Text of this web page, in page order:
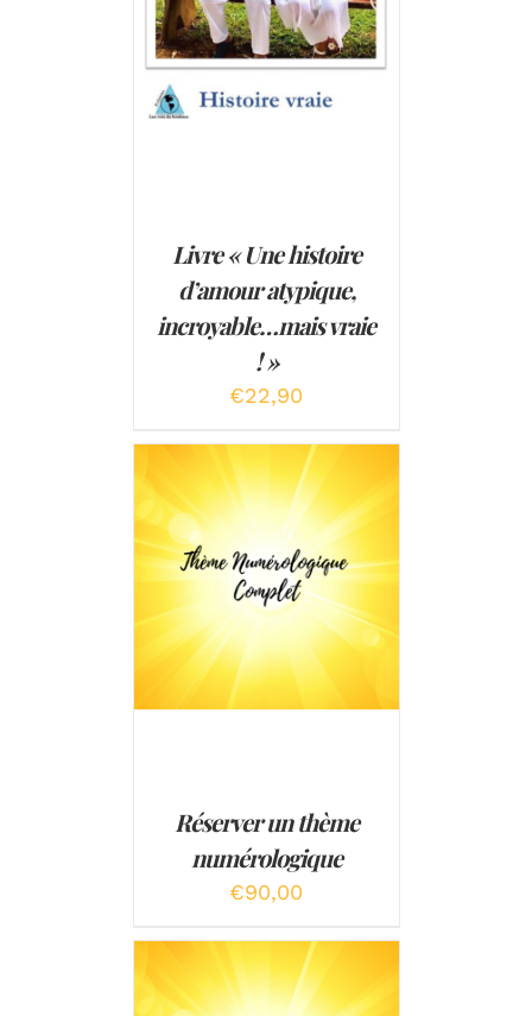
Livre « Une histoire
d’amour atypique,
incroyable…mais vraie
! »
€22,90
AJOUTER AU PANIER
/
DÉTAILS
Réserver un thème
numérologique
€90,00